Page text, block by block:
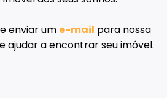
enviar um e-mail para nossa
ajudar a encontrar seu imóvel.